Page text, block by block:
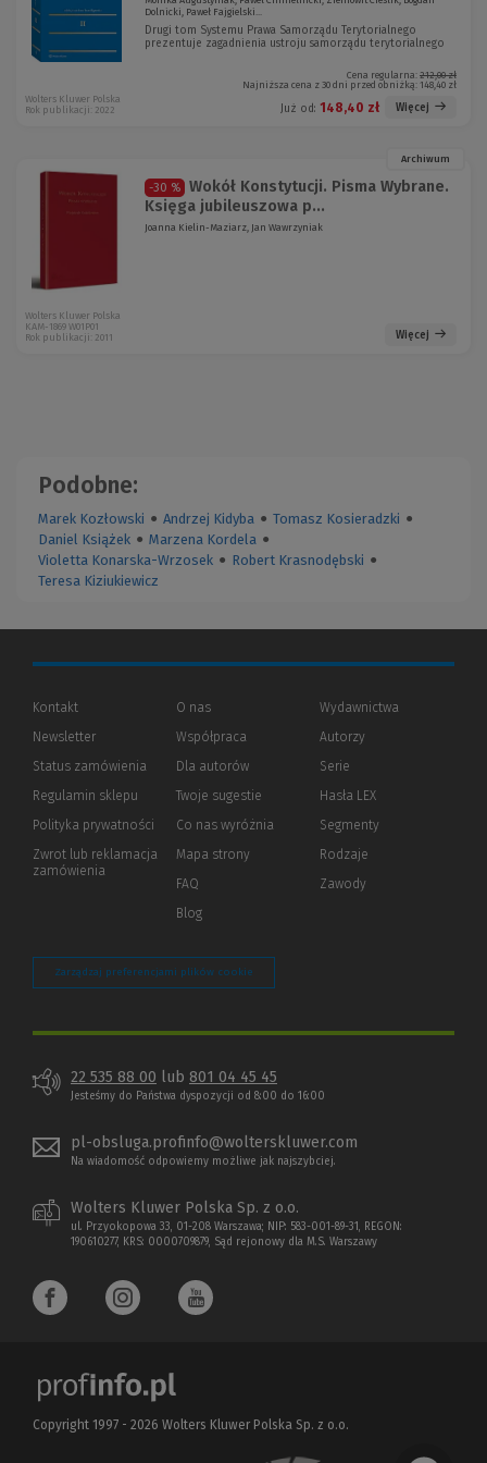
Dolnicki, Paweł Fajgielski...
Drugi tom Systemu Prawa Samorządu Terytorialnego
prezentuje zagadnienia ustroju samorządu terytorialnego
Cena regularna: 212,00 zł
Najniższa cena z 30 dni przed obniżką: 148,40 zł
Już od: 148,40 zł Więcej
Wolters Kluwer Polska
Rok publikacji: 2022
Archiwum
-30 %
Wokół Konstytucji. Pisma Wybrane.
Księga jubileuszowa p...
Joanna Kielin-Maziarz, Jan Wawrzyniak
Więcej
Wolters Kluwer Polska
KAM-1869 W01P01
Rok publikacji: 2011
Podobne:
Marek Kozłowski ● Andrzej Kidyba ● Tomasz Kosieradzki ●
Daniel Książek ● Marzena Kordela ●
Violetta Konarska-Wrzosek ● Robert Krasnodębski ●
Teresa Kiziukiewicz
Kontakt
Newsletter
Status zamówienia
Regulamin sklepu
Polityka prywatności (Nowe
(Link
innej
Zwrot lub reklamacja
zamówienia
O nas
Współpraca
Dla autorów(Nowe
(Link
innej
strony)
Twoje sugestie
Co nas wyróżnia
Mapa strony
FAQ
Blog
Wydawnictwa
Autorzy
Serie
Hasła LEX
Segmenty
Rodzaje
Zawody
Zarządzaj preferencjami plików cookie
22 535 88 00 lub 801 04 45 45
Jesteśmy do Państwa dyspozycji od 8:00 do 16:00
pl-obsluga.profinfo@wolterskluwer.com
Na wiadomość odpowiemy możliwe jak najszybciej.
Wolters Kluwer Polska Sp. z o.o.
ul. Przyokopowa 33, 01-208 Warszawa; NIP: 583-001-89-31, REGON:
190610277, KRS: 0000709879, Sąd rejonowy dla M.S. Warszawy
Copyright 1997 - 2026 Wolters Kluwer Polska Sp. z o.o.